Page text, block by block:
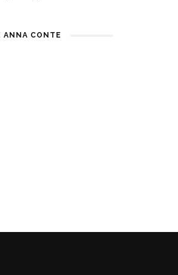
ANNA CONTE